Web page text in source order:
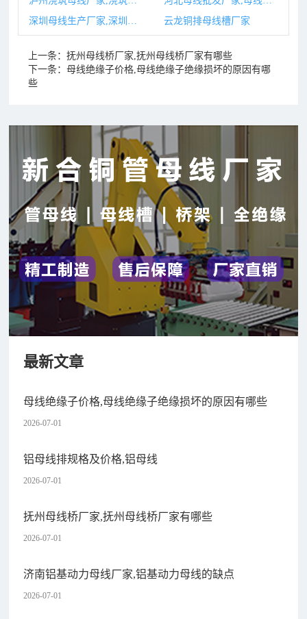
云龙铜排母线槽厂家
上一条：抚州母线桥厂家,抚州母线桥厂家有哪些
下一条：母线绝缘子价格,母线绝缘子绝缘损坏的原因有哪
些
最新文章
母线绝缘子价格,母线绝缘子绝缘损坏的原因有哪些
2026-07-01
铝母线排规格及价格,铝母线
2026-07-01
抚州母线桥厂家,抚州母线桥厂家有哪些
2026-07-01
济南铝基动力母线厂家,铝基动力母线的缺点
2026-07-01